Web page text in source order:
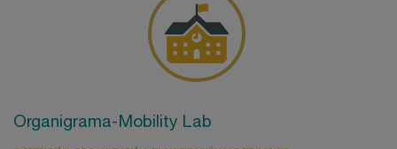
Organigrama-Mobility Lab